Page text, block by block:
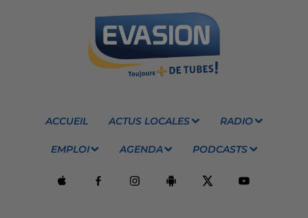
ACCUEIL ACTUS LOCALES RADIO
EMPLOI AGENDA PODCASTS